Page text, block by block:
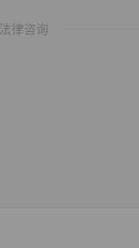
律咨询